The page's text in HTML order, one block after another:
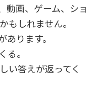
動画、ゲーム、ショ
もしれません。
ります。
る。
い答えが返ってく